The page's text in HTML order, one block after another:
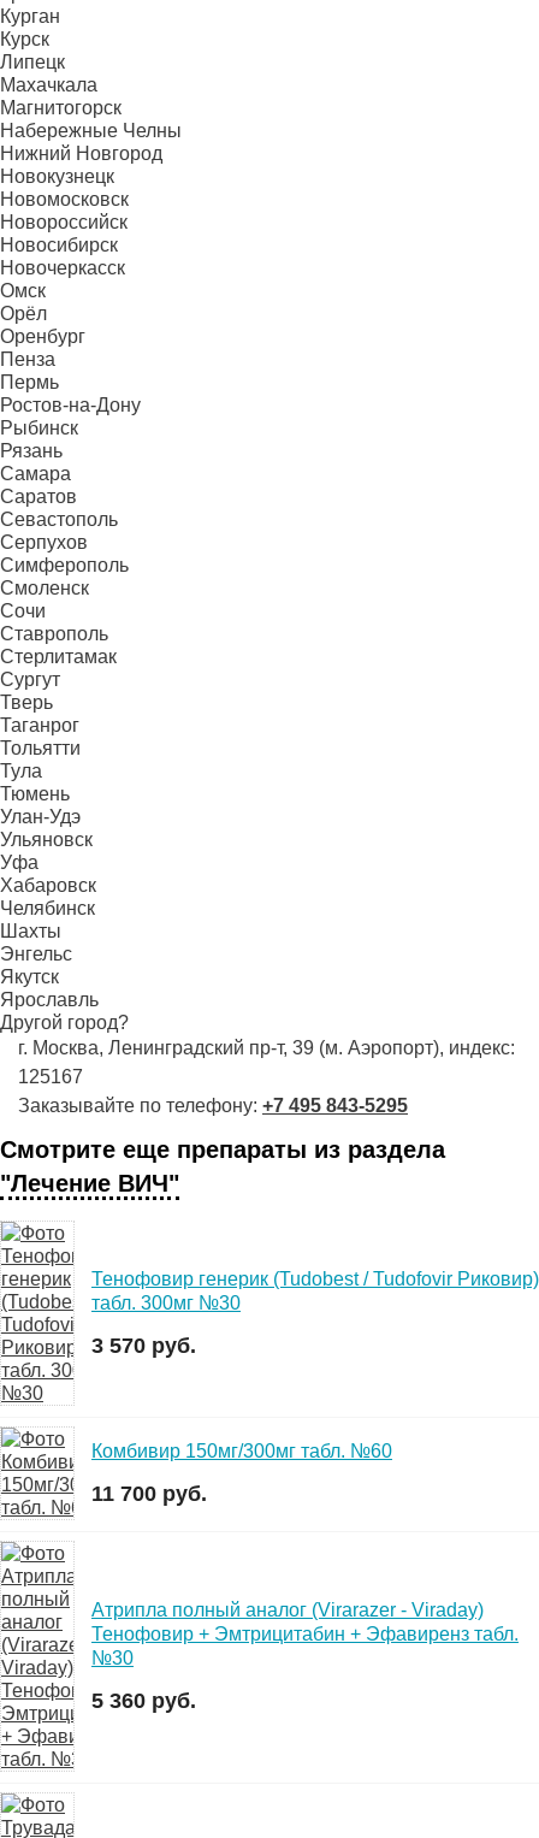
Курган
Курск
Липецк
Махачкала
Магнитогорск
Набережные Челны
Нижний Новгород
Новокузнецк
Новомосковск
Новороссийск
Новосибирск
Новочеркасск
Омск
Орёл
Оренбург
Пенза
Пермь
Ростов-на-Дону
Рыбинск
Рязань
Самара
Саратов
Севастополь
Серпухов
Симферополь
Смоленск
Сочи
Ставрополь
Стерлитамак
Сургут
Тверь
Таганрог
Тольятти
Тула
Тюмень
Улан-Удэ
Ульяновск
Уфа
Хабаровск
Челябинск
Шахты
Энгельс
Якутск
Ярославль
Другой город?
г. Москва, Ленинградский пр-т, 39 (м. Аэропорт), индекс:
125167
Заказывайте по телефону: +7 495 843-5295
Смотрите еще препараты из раздела
"Лечение ВИЧ"
Тенофовир генерик (Tudobest / Tudofovir Риковир)
табл. 300мг №30
3 570 руб.
Комбивир 150мг/300мг табл. №60
11 700 руб.
Атрипла полный аналог (Virarazer - Viraday)
Тенофовир + Эмтрицитабин + Эфавиренз табл.
№30
5 360 руб.